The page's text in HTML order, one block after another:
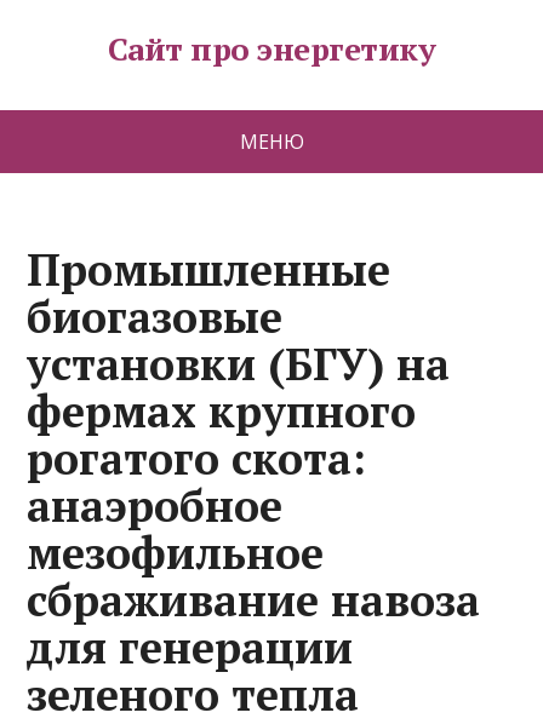
Сайт про энергетику
МЕНЮ
Промышленные
биогазовые
установки (БГУ) на
фермах крупного
рогатого скота:
анаэробное
мезофильное
сбраживание навоза
для генерации
зеленого тепла